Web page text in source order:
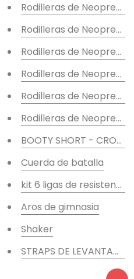
Rodilleras de Neopreno
Rodilleras de Neopreno
Rodilleras de Neopreno
Rodilleras de Neopreno
Rodilleras de Neopreno
Rodilleras de Neopreno
BOOTY SHORT -
Cuerda de batalla
kit 6 ligas de resistencia
Aros de gimnasia
Shaker
STRAPS DE